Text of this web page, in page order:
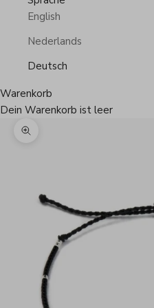
English
Nederlands
Deutsch
Warenkorb
Dein Warenkorb ist leer
Bild vergrößern